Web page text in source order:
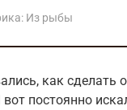
Из рыбы
как
постоянно